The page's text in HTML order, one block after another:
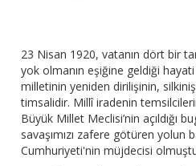
23 Nisan 1920, vatanın dört bir
yok olmanın eşiğine geldiği
milletinin yeniden dirilişinin,
timsalidir. Millî iradenin
Büyük Millet Meclisi’nin açıldığı
savaşımızı zafere götüren yolun
Cumhuriyeti'nin müjdecisi